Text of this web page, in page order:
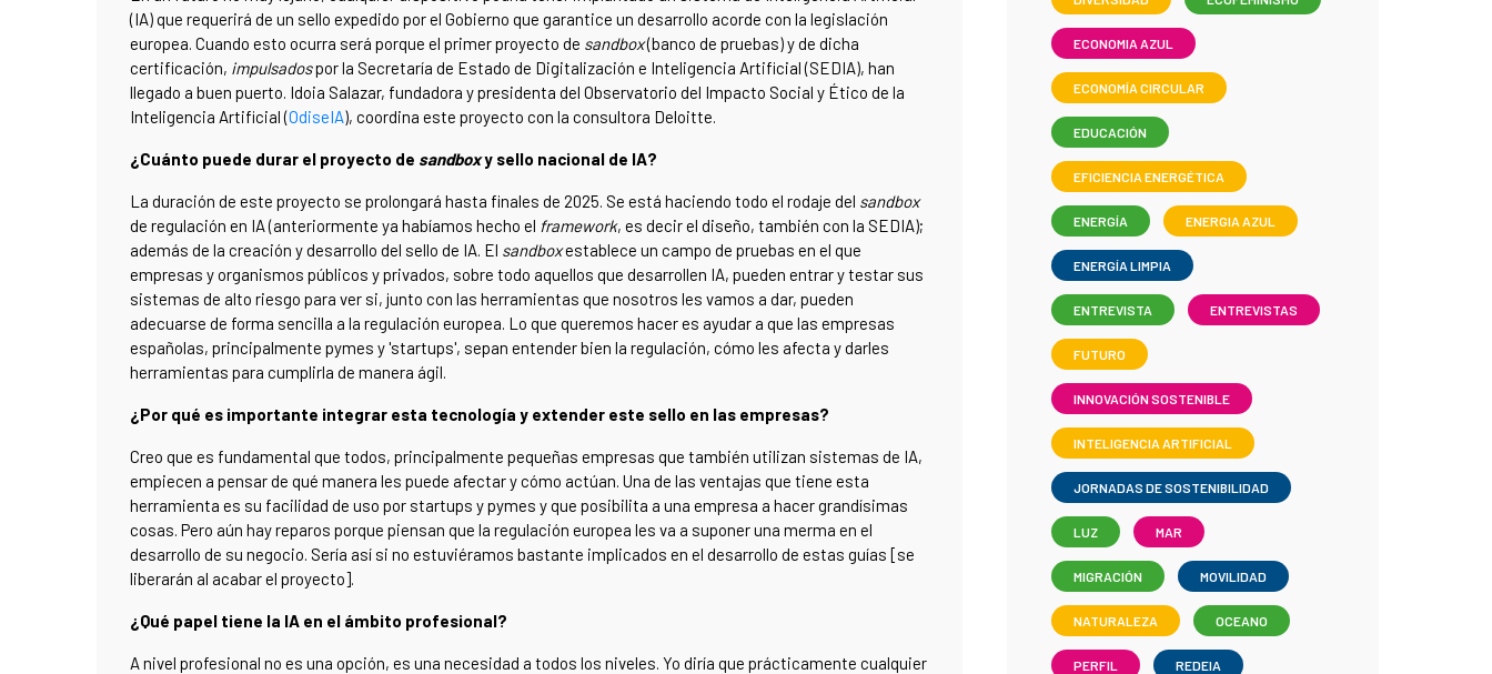
(IA) que requerirá de un sello expedido por el Gobierno que garantice un desarrollo acorde con la legislación
europea. Cuando esto ocurra será porque el primer proyecto de sandbox(banco de pruebas) y de dicha
certificación, impulsadospor la Secretaría de Estado de Digitalización e Inteligencia Artificial (SEDIA), han
llegado a buen puerto. Idoia Salazar, fundadora y presidenta del Observatorio del Impacto Social y Ético de la
Inteligencia Artificial (OdiseIA), coordina este proyecto con la consultora Deloitte.
¿Cuánto puede durar el proyecto de sandboxy sello nacional de IA?
La duración de este proyecto se prolongará hasta finales de 2025. Se está haciendo todo el rodaje del sandbox
de regulación en IA (anteriormente ya habíamos hecho el framework, es decir el diseño, también con la SEDIA);
además de la creación y desarrollo del sello de IA. El sandboxestablece un campo de pruebas en el que
empresas y organismos públicos y privados, sobre todo aquellos que desarrollen IA, pueden entrar y testar sus
sistemas de alto riesgo para ver si, junto con las herramientas que nosotros les vamos a dar, pueden
adecuarse de forma sencilla a la regulación europea. Lo que queremos hacer es ayudar a que las empresas
españolas, principalmente pymes y 'startups', sepan entender bien la regulación, cómo les afecta y darles
herramientas para cumplirla de manera ágil.
¿Por qué es importante integrar esta tecnología y extender este sello en las empresas?
Creo que es fundamental que todos, principalmente pequeñas empresas que también utilizan sistemas de IA,
empiecen a pensar de qué manera les puede afectar y cómo actúan. Una de las ventajas que tiene esta
herramienta es su facilidad de uso por startups y pymes y que posibilita a una empresa a hacer grandísimas
cosas. Pero aún hay reparos porque piensan que la regulación europea les va a suponer una merma en el
desarrollo de su negocio. Sería así si no estuviéramos bastante implicados en el desarrollo de estas guías [se
liberarán al acabar el proyecto].
¿Qué papel tiene la IA en el ámbito profesional?
A nivel profesional no es una opción, es una necesidad a todos los niveles. Yo diría que prácticamente cualquier
ECONOMIA AZUL
ECONOMÍA CIRCULAR
EDUCACIÓN
EFICIENCIA ENERGÉTICA
ENERGÍA ENERGIA AZUL
ENERGÍA LIMPIA
ENTREVISTA ENTREVISTAS
FUTURO
INNOVACIÓN SOSTENIBLE
INTELIGENCIA ARTIFICIAL
JORNADAS DE SOSTENIBILIDAD
LUZ MAR
MIGRACIÓN MOVILIDAD
NATURALEZA OCEANO
PERFIL REDEIA